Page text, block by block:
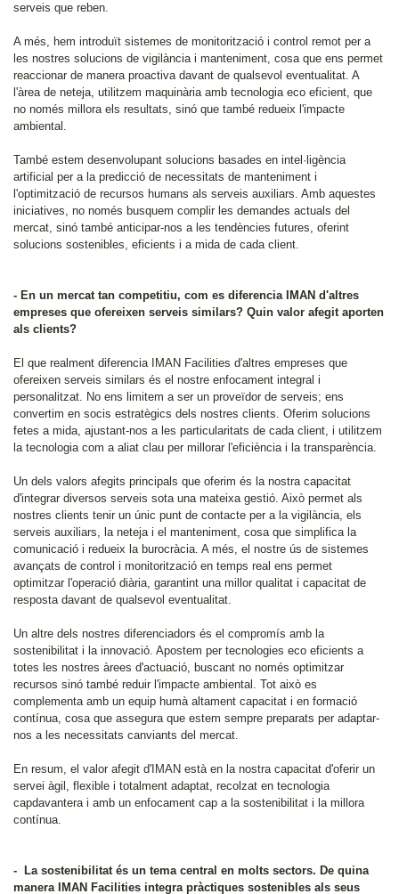
serveis que reben.
A més, hem introduït sistemes de monitorització i control remot per a
les nostres solucions de vigilància i manteniment, cosa que ens permet
reaccionar de manera proactiva davant de qualsevol eventualitat. A
l'àrea de neteja, utilitzem maquinària amb tecnologia eco eficient, que
no només millora els resultats, sinó que també redueix l'impacte
ambiental.
També estem desenvolupant solucions basades en intel·ligència
artificial per a la predicció de necessitats de manteniment i
l'optimització de recursos humans als serveis auxiliars. Amb aquestes
iniciatives, no només busquem complir les demandes actuals del
mercat, sinó també anticipar-nos a les tendències futures, oferint
solucions sostenibles, eficients i a mida de cada client.
- En un mercat tan competitiu, com es diferencia IMAN d'altres
empreses que ofereixen serveis similars? Quin valor afegit aporten
als clients?
El que realment diferencia IMAN Facilities d'altres empreses que
ofereixen serveis similars és el nostre enfocament integral i
personalitzat. No ens limitem a ser un proveïdor de serveis; ens
convertim en socis estratègics dels nostres clients. Oferim solucions
fetes a mida, ajustant-nos a les particularitats de cada client, i utilitzem
la tecnologia com a aliat clau per millorar l'eficiència i la transparència.
Un dels valors afegits principals que oferim és la nostra capacitat
d'integrar diversos serveis sota una mateixa gestió. Això permet als
nostres clients tenir un únic punt de contacte per a la vigilància, els
serveis auxiliars, la neteja i el manteniment, cosa que simplifica la
comunicació i redueix la burocràcia. A més, el nostre ús de sistemes
avançats de control i monitorització en temps real ens permet
optimitzar l'operació diària, garantint una millor qualitat i capacitat de
resposta davant de qualsevol eventualitat.
Un altre dels nostres diferenciadors és el compromís amb la
sostenibilitat i la innovació. Apostem per tecnologies eco eficients a
totes les nostres àrees d'actuació, buscant no només optimitzar
recursos sinó també reduir l'impacte ambiental. Tot això es
complementa amb un equip humà altament capacitat i en formació
contínua, cosa que assegura que estem sempre preparats per adaptar-
nos a les necessitats canviants del mercat.
En resum, el valor afegit d'IMAN està en la nostra capacitat d'oferir un
servei àgil, flexible i totalment adaptat, recolzat en tecnologia
capdavantera i amb un enfocament cap a la sostenibilitat i la millora
contínua.
- La sostenibilitat és un tema central en molts sectors. De quina
manera IMAN Facilities integra pràctiques sostenibles als seus